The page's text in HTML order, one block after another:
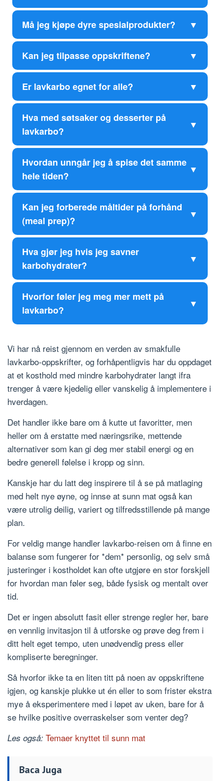
Må jeg kjøpe dyre spesialprodukter?
Kan jeg tilpasse oppskriftene?
Er lavkarbo egnet for alle?
Hva med søtsaker og desserter på
lavkarbo?
Hvordan unngår jeg å spise det samme
hele tiden?
Kan jeg forberede måltider på forhånd
(meal prep)?
Hva gjør jeg hvis jeg savner
karbohydrater?
Hvorfor føler jeg meg mer mett på
lavkarbo?
Vi har nå reist gjennom en verden av smakfulle
lavkarbo-oppskrifter, og forhåpentligvis har du oppdaget
at et kosthold med mindre karbohydrater langt ifra
trenger å være kjedelig eller vanskelig å implementere i
hverdagen.
Det handler ikke bare om å kutte ut favoritter, men
heller om å erstatte med næringsrike, mettende
alternativer som kan gi deg mer stabil energi og en
bedre generell følelse i kropp og sinn.
Kanskje har du latt deg inspirere til å se på matlaging
med helt nye øyne, og innse at sunn mat også kan
være utrolig deilig, variert og tilfredsstillende på mange
plan.
For veldig mange handler lavkarbo-reisen om å finne en
balanse som fungerer for *dem* personlig, og selv små
justeringer i kostholdet kan ofte utgjøre en stor forskjell
for hvordan man føler seg, både fysisk og mentalt over
tid.
Det er ingen absolutt fasit eller strenge regler her, bare
en vennlig invitasjon til å utforske og prøve deg frem i
ditt helt eget tempo, uten unødvendig press eller
kompliserte beregninger.
Så hvorfor ikke ta en liten titt på noen av oppskriftene
igjen, og kanskje plukke ut én eller to som frister ekstra
mye å eksperimentere med i løpet av uken, bare for å
se hvilke positive overraskelser som venter deg?
Les også: Temaer knyttet til sunn mat
Baca Juga